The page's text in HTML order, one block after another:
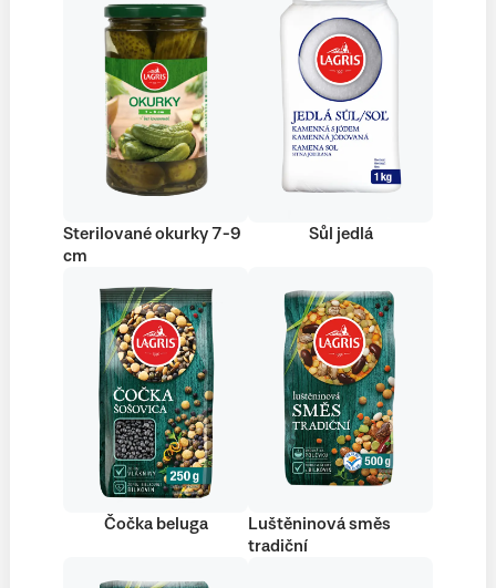
Sterilované okurky 7-9
cm
Sůl jedlá
Čočka beluga
Luštěninová směs
tradiční